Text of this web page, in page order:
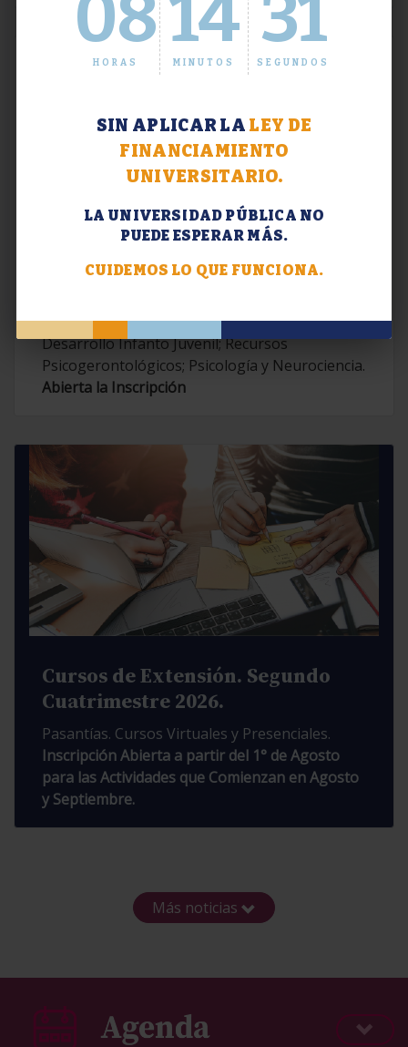
08
HORAS
14
MINUTOS
32
SEGUNDOS
SIN APLICAR LA LEY DE
FINANCIAMIENTO
UNIVERSITARIO.
LA UNIVERSIDAD PÚBLICA NO
PUEDE ESPERAR MÁS.
CUIDEMOS LO QUE FUNCIONA.
Extensión. Diplomaturas 2026.
Contemporáneas; Problemáticas en el
Desarrollo Infanto Juvenil; Recursos
Psicogerontológicos; Psicología y Neurociencia.
Abierta la Inscripción
Cursos de Extensión. Segundo
Cuatrimestre 2026.
Pasantías. Cursos Virtuales y Presenciales.
Inscripción Abierta a partir del 1° de Agosto
para las Actividades que Comienzan en Agosto
y Septiembre.
Más noticias